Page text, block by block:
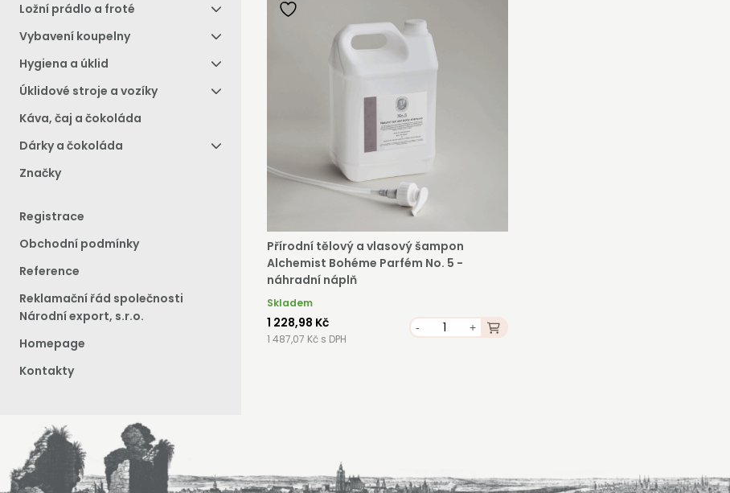
Ložní prádlo a froté
Vybavení koupelny
Hygiena a úklid
Úklidové stroje a vozíky
Káva, čaj a čokoláda
Dárky a čokoláda
Značky
Registrace
Obchodní podmínky
Reference
Reklamační řád společnosti
Národní export, s.r.o.
Homepage
Kontakty
Přírodní tělový a vlasový šampon
Alchemist Bohéme Parfém No. 5 -
náhradní náplň
Skladem
1 228,98 Kč
1 487,07 Kč s DPH
- +
STAŇTE SE KLIENTEM
Stát se klientem velkoobchodu Bohéme Collection je jednoduché,
objednávek můžete získat slevy až do výše 25 % v závislosti na
velikosti vašeho zařízení.
Registrovat